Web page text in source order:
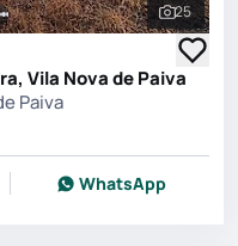
Ver
25
Vila Nova de Paiva
Paiva
WhatsApp